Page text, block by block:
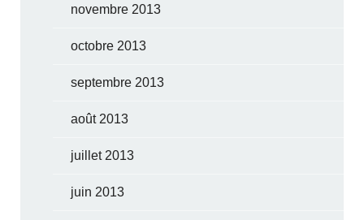
novembre 2013
octobre 2013
septembre 2013
août 2013
juillet 2013
juin 2013